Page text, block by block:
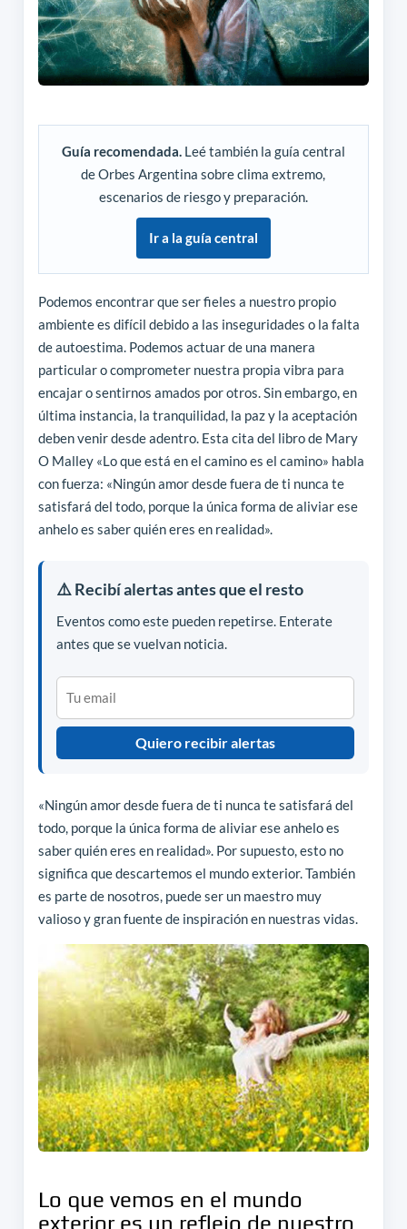
Guía recomendada.Leé también la guía central
de Orbes Argentina sobre clima extremo,
escenarios de riesgo y preparación.
Ir a la guía central
Podemos encontrar que ser fieles a nuestro propio
ambiente es difícil debido a las inseguridades o la falta
de autoestima. Podemos actuar de una manera
particular o comprometer nuestra propia vibra para
encajar o sentirnos amados por otros. Sin embargo, en
última instancia, la tranquilidad, la paz y la aceptación
deben venir desde adentro. Esta cita del libro de Mary
O Malley «Lo que está en el camino es el camino» habla
con fuerza: «Ningún amor desde fuera de ti nunca te
satisfará del todo, porque la única forma de aliviar ese
anhelo es saber quién eres en realidad».
⚠️ Recibí alertas antes que el resto
Eventos como este pueden repetirse. Enterate
antes que se vuelvan noticia.
Quiero recibir alertas
«Ningún amor desde fuera de ti nunca te satisfará del
todo, porque la única forma de aliviar ese anhelo es
saber quién eres en realidad». Por supuesto, esto no
significa que descartemos el mundo exterior. También
es parte de nosotros, puede ser un maestro muy
valioso y gran fuente de inspiración en nuestras vidas.
Lo que vemos en el mundo
exterior es un reflejo de nuestro